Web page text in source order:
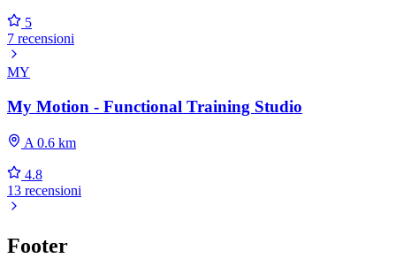
5
7 recensioni
MY
My Motion - Functional Training Studio
A 0.6 km
4.8
13 recensioni
Footer